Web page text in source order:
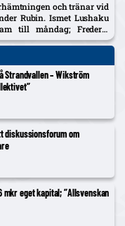
och tränar vid
Rubin. Ismet Lushaku
till måndag; Frederic
Strandvallen – Wikström
diskussionsforum om
eget kapital; ”Allsvenskan